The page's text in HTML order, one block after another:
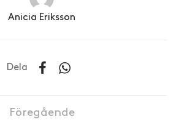
Anicia Eriksson
Dela
Föregående